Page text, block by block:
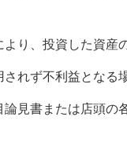
り、投資した資産
れず不利益となる
見書または店頭の